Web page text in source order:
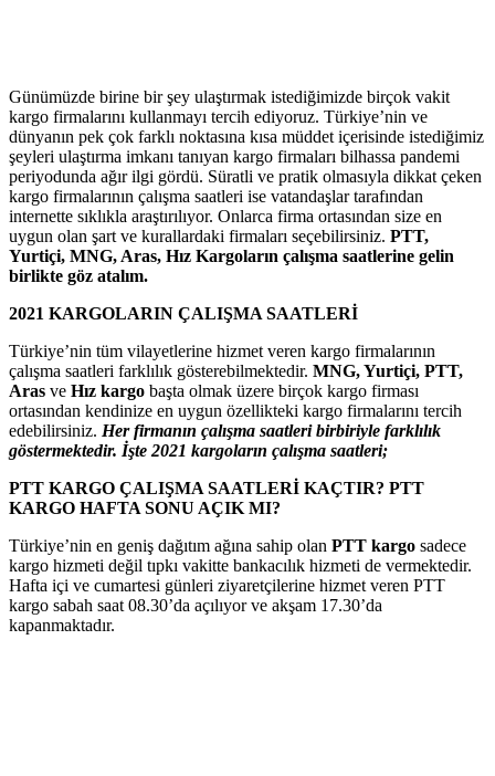
Günümüzde birine bir şey ulaştırmak istediğimizde birçok vakit
kargo firmalarını kullanmayı tercih ediyoruz. Türkiye’nin ve
dünyanın pek çok farklı noktasına kısa müddet içerisinde istediğimiz
şeyleri ulaştırma imkanı tanıyan kargo firmaları bilhassa pandemi
periyodunda ağır ilgi gördü. Süratli ve pratik olmasıyla dikkat çeken
kargo firmalarının çalışma saatleri ise vatandaşlar tarafından
internette sıklıkla araştırılıyor. Onlarca firma ortasından size en
uygun olan şart ve kurallardaki firmaları seçebilirsiniz. PTT,
Yurtiçi, MNG, Aras, Hız Kargoların çalışma saatlerine gelin
birlikte göz atalım.
2021 KARGOLARIN ÇALIŞMA SAATLERİ
Türkiye’nin tüm vilayetlerine hizmet veren kargo firmalarının
çalışma saatleri farklılık gösterebilmektedir. MNG, Yurtiçi, PTT,
Aras ve Hız kargo başta olmak üzere birçok kargo firması
ortasından kendinize en uygun özellikteki kargo firmalarını tercih
edebilirsiniz. Her firmanın çalışma saatleri birbiriyle farklılık
göstermektedir. İşte 2021 kargoların çalışma saatleri;
PTT KARGO ÇALIŞMA SAATLERİ KAÇTIR? PTT
KARGO HAFTA SONU AÇIK MI?
Türkiye’nin en geniş dağıtım ağına sahip olan PTT kargo sadece
kargo hizmeti değil tıpkı vakitte bankacılık hizmeti de vermektedir.
Hafta içi ve cumartesi günleri ziyaretçilerine hizmet veren PTT
kargo sabah saat 08.30’da açılıyor ve akşam 17.30’da
kapanmaktadır.